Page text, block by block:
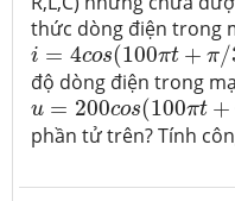
thức dòng điện trong
i = 4cos(100πt + π/
i=4cos(100πt+π/3)(
độ dòng điện trong
u = 200cos(100πt +
u= 200cos(100πt+π/
phần tử trên? Tính